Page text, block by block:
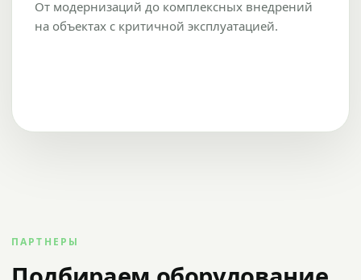
От модернизаций до комплексных внедрений
на объектах с критичной эксплуатацией.
ПАРТНЕРЫ